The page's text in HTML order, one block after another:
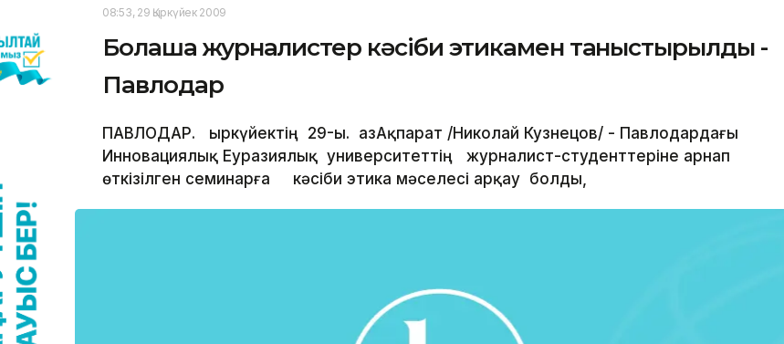
08:53, 29 Қыркүйек 2009
Болашақ журналистер кәсіби этикамен таныстырылды -
Павлодар
ПАВЛОДАР. Қыркүйектің 29-ы. ҚазАқпарат /Николай Кузнецов/ - Павлодардағы
Инновациялық Еуразиялық университеттің журналист-студенттеріне арнап
өткізілген семинарға кәсіби этика мәселесі арқау болды,